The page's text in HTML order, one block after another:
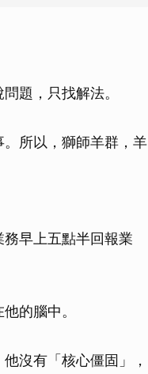
題，只找解法。
。所以，獅師羊群，羊
早上五點半回報業
的腦中。
沒有「核心僵固」，